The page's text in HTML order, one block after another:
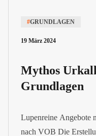
#GRUNDLAGEN
19 März 2024
Mythos
Grundlagen
Lupenreine Angebote
nach VOB Die